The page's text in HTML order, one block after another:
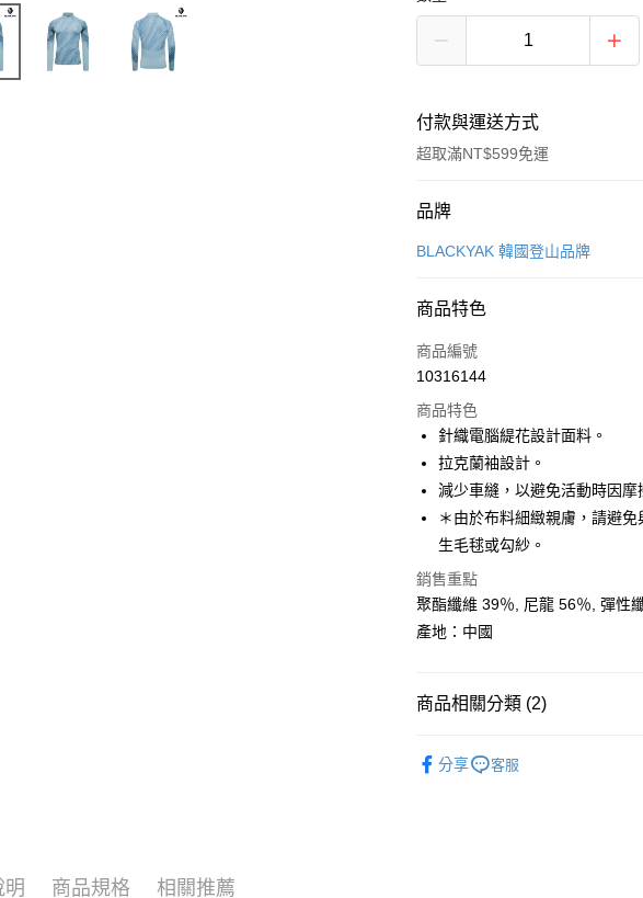
付款與運送方式
超取滿NT$599免運
付款方式
信用卡一次付款
Apple Pay
街口支付
悠遊付
Google Pay
全盈+PAY
AFTEE先享後付
相關說明
【關於「AFTEE先享後付」】
AFTEE先享後付是「在收到商品之後
２．便利：只要手機號碼，簡訊認證
【「AFTEE先享後付」結帳流程】
ATM付款
運送方式
每筆NT$60，滿NT$599(含以上)
品牌
BLACKYAK 韓國登山品牌
商品特色
商品編號
10316144
商品特色
針織電腦緹花設計面料。
拉克蘭袖設計。
減少車縫，以避免活動時因摩
＊由於布料細緻親膚，請避
生毛毬或勾紗。
銷售重點
聚酯纖維 39％, 尼龍 56％, 彈性
產地：中國
商品相關分類 (2)
分享 客服
明 商品規格 相關推薦